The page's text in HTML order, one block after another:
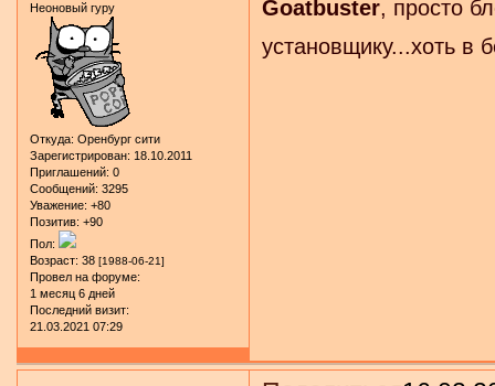
Неоновый гуру
Откуда: Оренбург сити
Зарегистрирован: 18.10.2011
Приглашений: 0
Сообщений: 3295
Уважение: +80
Позитив: +90
Пол:
Возраст: 38 [1988-06-21]
Провел на форуме:
1 месяц 6 дней
Последний визит:
21.03.2021 07:29
Goatbuster, просто
установщику...хоть в